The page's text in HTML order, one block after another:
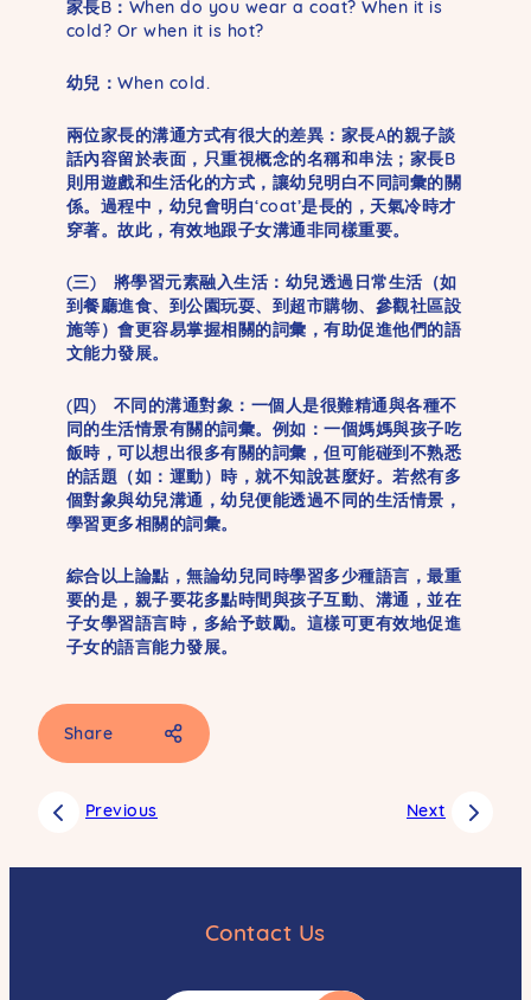
家長B：When do you wear a coat? When it is
cold? Or when it is hot?
幼兒：When cold.
兩位家長的溝通方式有很大的差異：家長A的親子談
話內容留於表面，只重視概念的名稱和串法；家長B
則用遊戲和生活化的方式，讓幼兒明白不同詞彙的關
係。過程中，幼兒會明白‘coat’是長的，天氣冷時才
穿著。故此，有效地跟子女溝通非同樣重要。
(三) 將學習元素融入生活：幼兒透過日常生活（如
到餐廳進食、到公園玩耍、到超市購物、參觀社區設
施等）會更容易掌握相關的詞彙，有助促進他們的語
文能力發展。
(四) 不同的溝通對象：一個人是很難精通與各種不
同的生活情景有關的詞彙。例如：一個媽媽與孩子吃
飯時，可以想出很多有關的詞彙，但可能碰到不熟悉
的話題（如：運動）時，就不知說甚麼好。若然有多
個對象與幼兒溝通，幼兒便能透過不同的生活情景，
學習更多相關的詞彙。
綜合以上論點，無論幼兒同時學習多少種語言，最重
要的是，親子要花多點時間與孩子互動、溝通，並在
子女學習語言時，多給予鼓勵。這樣可更有效地促進
子女的語言能力發展。
Share
SMS
Email
Previous Next
Contact Us